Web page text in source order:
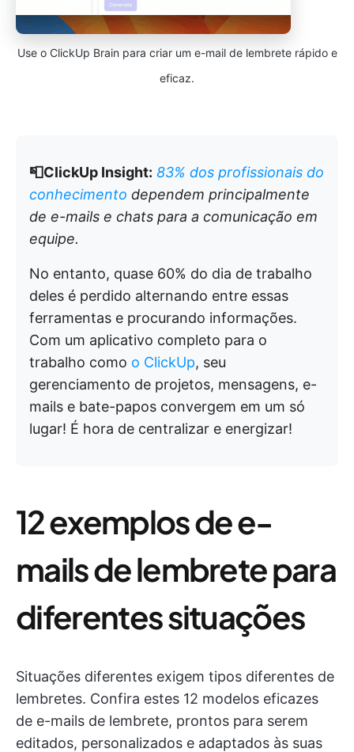
Use o ClickUp Brain para criar um e-mail de lembrete rápido e
eficaz.
📮ClickUp Insight: 83% dos profissionais do
conhecimento dependem principalmente
de e-mails e chats para a comunicação em
equipe.
No entanto, quase 60% do dia de trabalho
deles é perdido alternando entre essas
ferramentas e procurando informações.
Com um aplicativo completo para o
trabalho como o ClickUp, seu
gerenciamento de projetos, mensagens, e-
mails e bate-papos convergem em um só
lugar! É hora de centralizar e energizar!
12 exemplos de e-
mails de lembrete para
diferentes situações
Situações diferentes exigem tipos diferentes de
lembretes. Confira estes 12 modelos eficazes
de e-mails de lembrete, prontos para serem
editados, personalizados e adaptados às suas